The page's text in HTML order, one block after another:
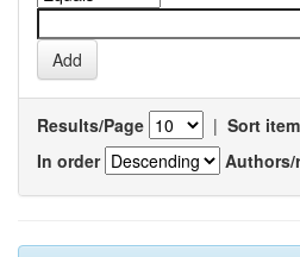
Results/Page | Sort
In order
Authors/